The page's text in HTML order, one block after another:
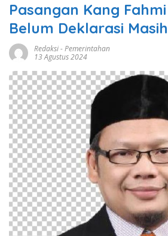
Pasangan Kang
Belum Deklarasi
Redaksi-Pemerintahan
13 Agustus 2024